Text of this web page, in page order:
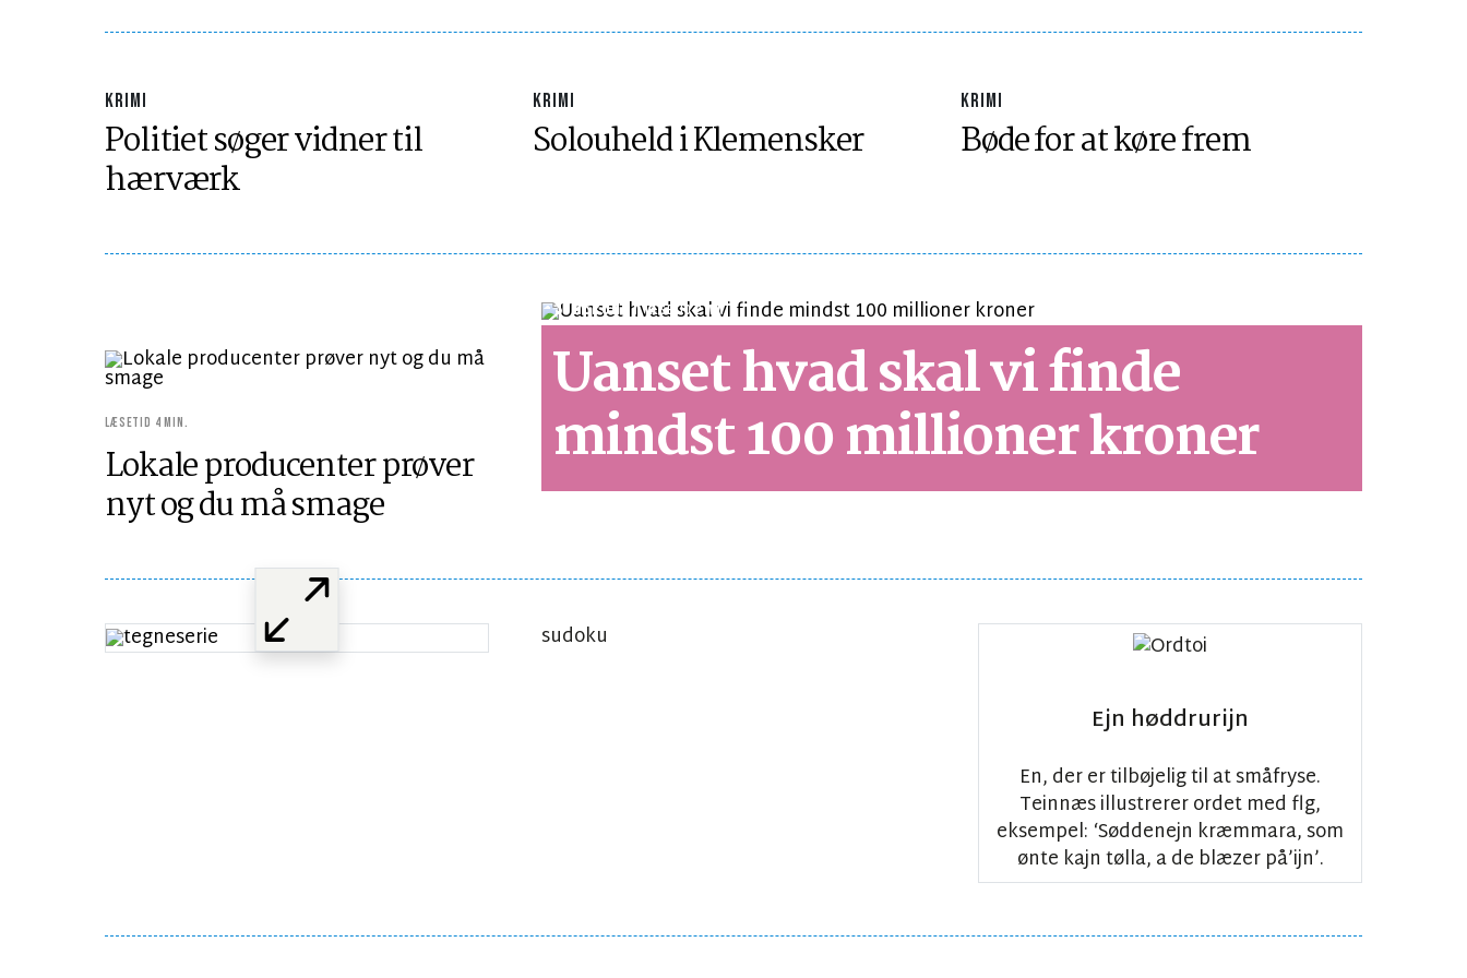
KRIMI
Politiet søger vidner til
hærværk
KRIMI
Solouheld i Klemensker
KRIMI
Bøde for at køre frem
LÆSETID 4 MIN.
Lokale producenter prøver
nyt og du må smage
SYNSPUNKTLÆSETID 2 MIN.
Uanset hvad skal vi finde
mindst 100 millioner kroner
sudoku
Ejn høddrurijn
En, der er tilbøjelig til at småfryse.
Teinnæs illustrerer ordet med flg,
eksempel: ‘Søddenejn kræmmara, som
ønte kajn tølla, a de blæzer på’ijn’.